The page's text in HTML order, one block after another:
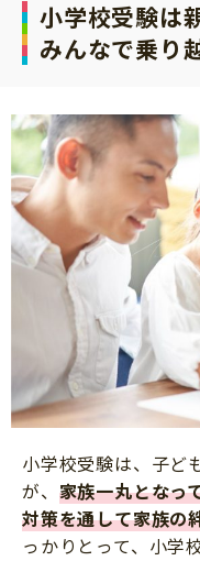
小学校受験は
みんなで乗り
小学校受験は、子ど
が、 家族一丸となっ
対策を通して家族の
っかりとって、小学